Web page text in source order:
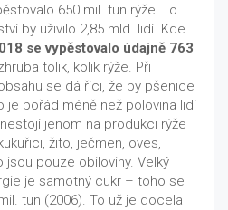
650 mil. tun rýže! To
by uživilo 2,85 mld. lidí. Kde
se vypěstovalo údajně 763
tolik, kolik rýže. Při
se dá říci, že by pšenice
je pořád méně než polovina lidí
jenom na produkci rýže
žito, ječmen, oves,
jsou pouze obiloviny. Velký
je samotný cukr – toho se
tun (2006). To už je docela